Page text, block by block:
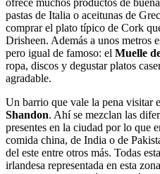
ofrece muchos productos de
pastas de Italia o aceitunas de
comprar el plato típico de Cork
Drisheen. Además a unos metros
pero igual de famoso: el Muelle
ropa, discos y degustar platos
agradable.
Un barrio que vale la pena visitar
Shandon. Ahí se mezclan las
presentes en la ciudad por lo que
comida china, de India o de
del este entre otros más. Todas
irlandesa representada en esta